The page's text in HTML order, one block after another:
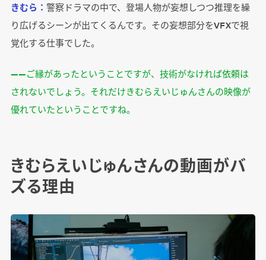
きむら： 警察ドラマの中で、登場人物が妄想しつつ推理を繰
り広げるシーンが出てくるんです。その妄想部分をVFXで視
覚化する仕事でした。
――ご縁があったということですが、技術がなければ依頼は
されないでしょう。それだけきむらえいじゅんさんの映像が
優れていたということですね。
きむらえいじゅんさんの動画がバ
ズる理由